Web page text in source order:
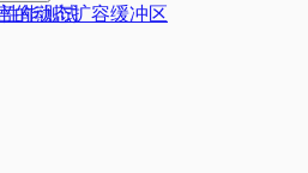
能测试
的动态扩容缓冲区